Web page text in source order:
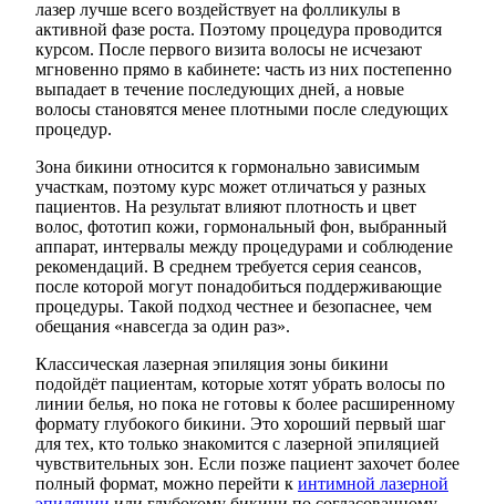
лазер лучше всего воздействует на фолликулы в
активной фазе роста. Поэтому процедура проводится
курсом. После первого визита волосы не исчезают
мгновенно прямо в кабинете: часть из них постепенно
выпадает в течение последующих дней, а новые
волосы становятся менее плотными после следующих
процедур.
Зона бикини относится к гормонально зависимым
участкам, поэтому курс может отличаться у разных
пациентов. На результат влияют плотность и цвет
волос, фототип кожи, гормональный фон, выбранный
аппарат, интервалы между процедурами и соблюдение
рекомендаций. В среднем требуется серия сеансов,
после которой могут понадобиться поддерживающие
процедуры. Такой подход честнее и безопаснее, чем
обещания «навсегда за один раз».
Классическая лазерная эпиляция зоны бикини
подойдёт пациентам, которые хотят убрать волосы по
линии белья, но пока не готовы к более расширенному
формату глубокого бикини. Это хороший первый шаг
для тех, кто только знакомится с лазерной эпиляцией
чувствительных зон. Если позже пациент захочет более
полный формат, можно перейти к интимной лазерной